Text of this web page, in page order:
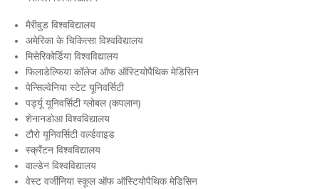
मैरीवुड विश्वविद्यालय
अमेरिका के चिकित्सा विश्वविद्यालय
मिसेरिकोर्डिया विश्वविद्यालय
फिलाडेल्फिया कॉलेज ऑफ ऑस्टियोपैथिक मेडिसिन
पेन्सिल्वेनिया स्टेट यूनिवर्सिटी
पर्ड्यू यूनिवर्सिटी ग्लोबल (कपलान)
शेनानडोआ विश्वविद्यालय
टौरो यूनिवर्सिटी वर्ल्डवाइड
स्क्रैंटन विश्वविद्यालय
वाल्डेन विश्वविद्यालय
वेस्ट वर्जीनिया स्कूल ऑफ ऑस्टियोपैथिक मेडिसिन